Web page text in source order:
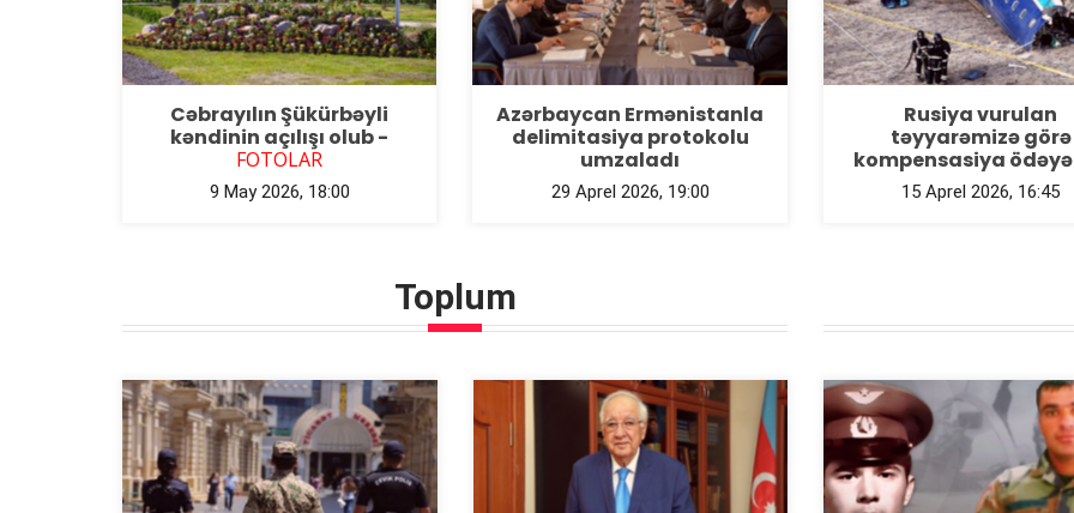
Cəbrayılın Şükürbəyli
kəndinin açılışı olub -
FOTOLAR
9 May 2026, 18:00
Azərbaycan Ermənistanla
delimitasiya protokolu
umzaladı
29 Aprel 2026, 19:00
Rusiya vurulan
təyyarəmizə görə
kompensasiya
15 Aprel 2026, 16:45
Toplum